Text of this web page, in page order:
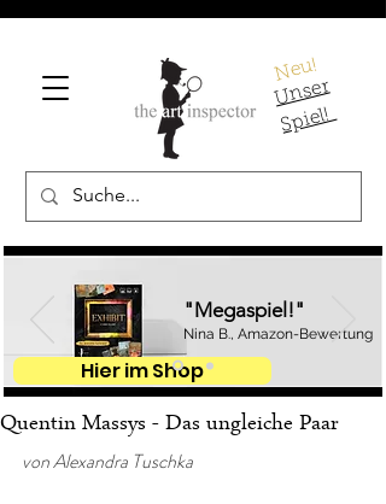
Neu!
U
ns
er
S
pi
el!
"Megaspiel!"
Nina B., Amazon-Bewertung
Hier im Shop
Quentin Massys - Das ungleiche Paar
von Alexandra Tuschka